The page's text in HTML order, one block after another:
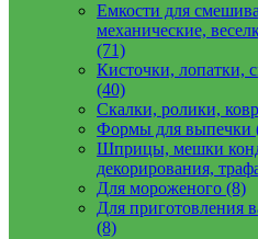
Емкости для
механические,
(71)
Кисточки, лопатки,
(40)
Скалки, ролики,
Формы для выпечки
Шприцы, мешки
декорирования,
Для мороженого (8)
Для приготовления
(8)